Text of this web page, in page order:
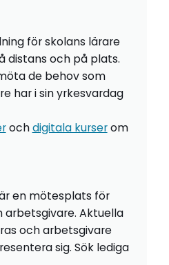
för skolans lärare
distans och på plats.
de behov som
har i sin yrkesvardag
ochdigitala kurserom
en mötesplats för
Aktuella
och arbetsgivare
sig. Sök lediga